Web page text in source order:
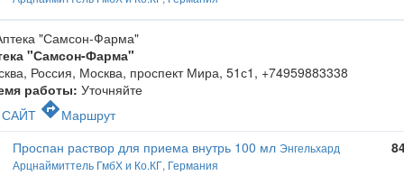
"Самсон-Фарма"
Россия, Москва, проспект Мира, 51с1 , +74959883338
работы: Уточняйте
САЙТ directionsМаршрут
Проспан раствор для приема внутрь 100 мл Энгельхард
Арцнаймиттель ГмбХ и Ко.КГ, Германия